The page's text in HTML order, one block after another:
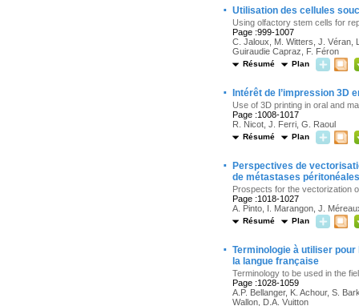
· Utilisation des cellules
Using olfactory stem cells for
Page :999-1007
C. Jaloux, M. Witters, J. Véran,
Guiraudie Capraz, F. Féron
Résumé Plan
· Intérêt de l’impression 3D
Use of 3D printing in oral and
Page :1008-1017
R. Nicot, J. Ferri, G. Raoul
Résumé Plan
·
Perspectives de
de métastases
Prospects for the vectorization
Page :1018-1027
A. Pinto, I. Marangon, J.
Résumé Plan
· Terminologie à utiliser
la langue française
Terminology to be used in the
Page :1028-1059
A.P. Bellanger, K. Achour, S.
Wallon, D.A. Vuitton